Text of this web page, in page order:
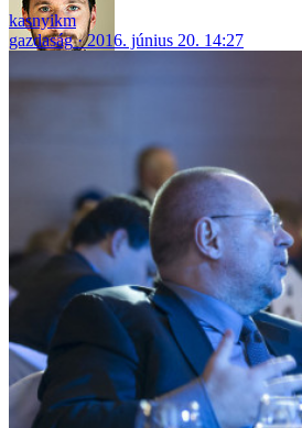
kasnyikm
gazdaság
2016. június 20. 14:27